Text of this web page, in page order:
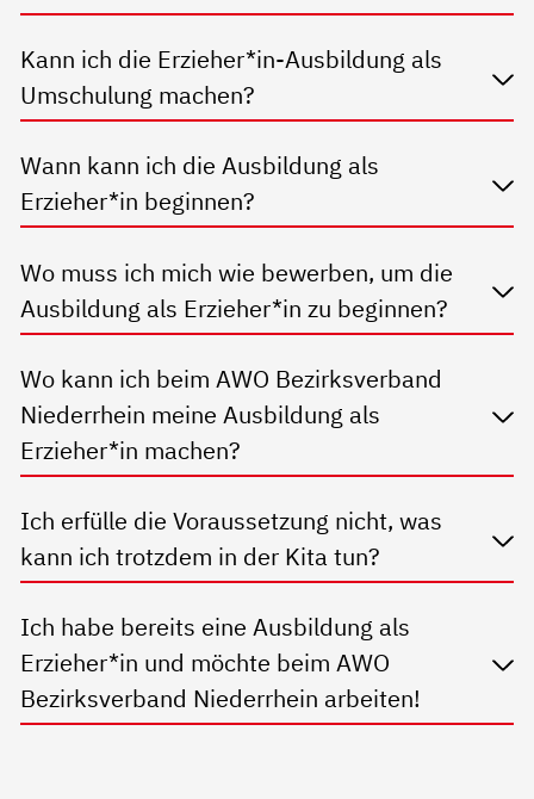
Kann ich die Erzieher*in-Ausbildung als
Umschulung machen?
Wann kann ich die Ausbildung als
Erzieher*in beginnen?
Wo muss ich mich wie bewerben, um die
Ausbildung als Erzieher*in zu beginnen?
Wo kann ich beim AWO Bezirksverband
Niederrhein meine Ausbildung als
Erzieher*in machen?
Ich erfülle die Voraussetzung nicht, was
kann ich trotzdem in der Kita tun?
Ich habe bereits eine Ausbildung als
Erzieher*in und möchte beim AWO
Bezirksverband Niederrhein arbeiten!